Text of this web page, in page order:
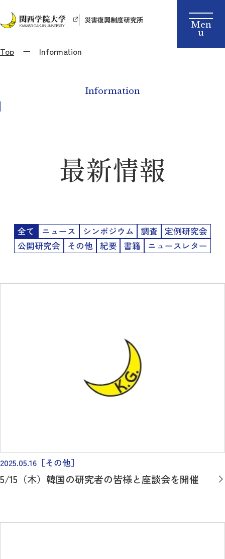
災害復興制度研究所
Top Information
Information
最新情報
全て ニュース シンポジウム 調査 定例研究会
公開研究会
その他 紀要 書籍 ニュースレター
2025.05.16 ［その他］
5/15（木）韓国の研究者の皆様と座談会を開催